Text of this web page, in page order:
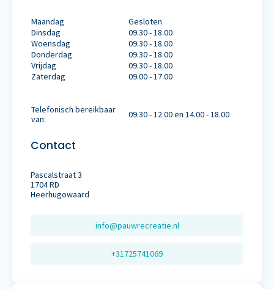
Maandag
Gesloten
Dinsdag
09.30 - 18.00
Woensdag
09.30 - 18.00
Donderdag
09.30 - 18.00
Vrijdag
09.30 - 18.00
Zaterdag
09.00 - 17.00
Telefonisch bereikbaar
van:
09.30 - 12.00 en 14.00 - 18.00
Contact
Pascalstraat 3
1704 RD
Heerhugowaard
info@pauwrecreatie.nl
+31725741069